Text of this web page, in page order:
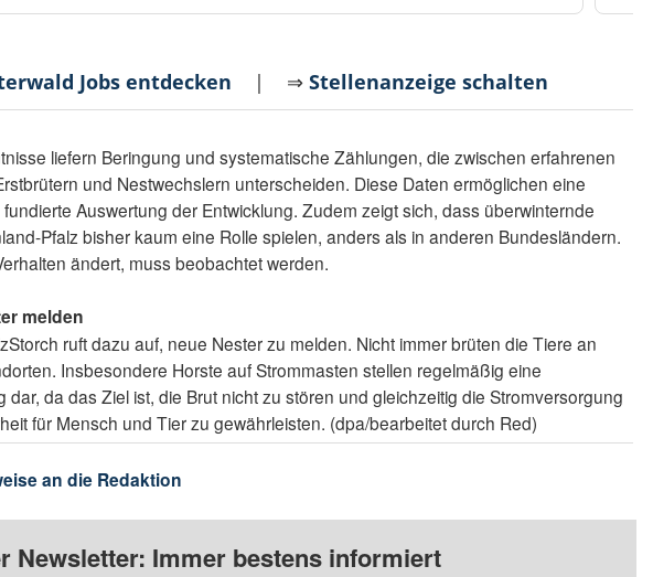
Jobs entdecken | ⇒Stellenanzeige schalten
liefern Beringung und systematische Zählungen, die zwischen erfahrenen
und Nestwechslern unterscheiden. Diese Daten ermöglichen eine
Auswertung der Entwicklung. Zudem zeigt sich, dass überwinternde
Pfalz bisher kaum eine Rolle spielen, anders als in anderen Bundesländern.
ändert, muss beobachtet werden.
melden
ruft dazu auf, neue Nester zu melden. Nicht immer brüten die Tiere an
Insbesondere Horste auf Strommasten stellen regelmäßig eine
dar, da das Ziel ist, die Brut nicht zu stören und gleichzeitig die Stromversorgung
für Mensch und Tier zu gewährleisten. (dpa/bearbeitet durch Red)
an die Redaktion
Newsletter: Immer bestens informiert